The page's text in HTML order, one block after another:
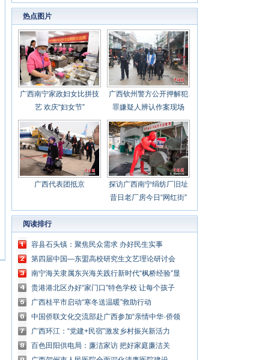
破肚”
热点图片
广西南宁家政妇女比拼技
艺 欢庆“妇女节”
广西钦州警方公开押解犯
罪嫌疑人辨认作案现场
广西代表团抵京
探访广西南宁绢纺厂旧址
昔日老厂房今日“网红街”
阅读排行
容县石头镇：聚焦民众需求 办好民生实事
第四届中国—东盟高校研究生文艺理论研讨会
在南宁举办
南宁海关隶属东兴海关践行新时代“枫桥经验”显
成效
贵港港北区办好“家门口”特色学校 让每个孩子
都出彩
广西桂平市启动“寒冬送温暖”救助行动
中国侨联文化交流部赴广西参加“亲情中华·侨领
侨青话侨批”活动
广西环江：“党建+民宿”激发乡村振兴新活力
百色田阳供电局：廉洁家访 把好家庭廉洁关